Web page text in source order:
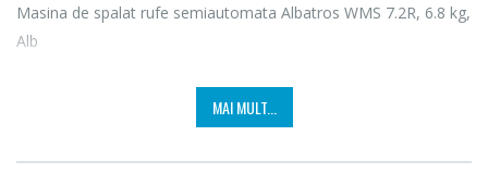
Masina de spalat rufe semiautomata Albatros WMS 7.2R, 6.8 kg,
Alb
MAI MULT...